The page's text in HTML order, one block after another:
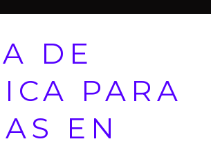
DE
PARA
EN